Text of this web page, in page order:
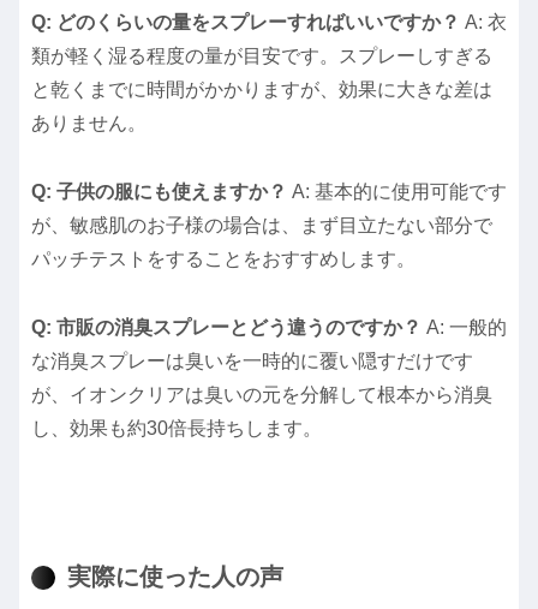
Q: どのくらいの量をスプレーすればいいですか？ A: 衣
類が軽く湿る程度の量が目安です。スプレーしすぎる
と乾くまでに時間がかかりますが、効果に大きな差は
ありません。
Q: 子供の服にも使えますか？ A: 基本的に使用可能です
が、敏感肌のお子様の場合は、まず目立たない部分で
パッチテストをすることをおすすめします。
Q: 市販の消臭スプレーとどう違うのですか？ A: 一般的
な消臭スプレーは臭いを一時的に覆い隠すだけです
が、イオンクリアは臭いの元を分解して根本から消臭
し、効果も約30倍長持ちします。
実際に使った人の声